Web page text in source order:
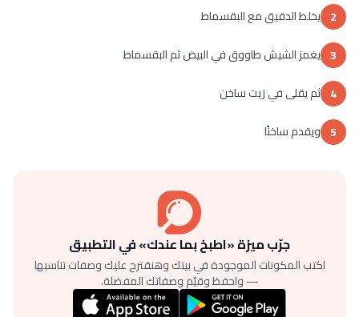
2 يخلط الدقيق مع البقسماط
3 يغمز الشيش طاووق في البيض ثم البقسماط
4 ثم يقلى في زيت ساخن
5 ويقدم ساخنًا
جرّب ميزة «اطبخ بما عندك» في التطبيق
اكتب المكونات الموجودة في بيتك وهنقترح عليك وصفات تناسبها
— واحفظ وقيّم وصفاتك المفضلة.